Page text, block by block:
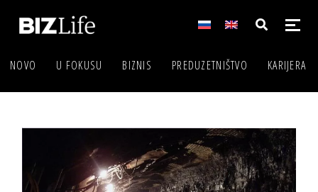
NOVO U FOKUSU BIZNIS PREDUZETNIŠTVO KARIJERA